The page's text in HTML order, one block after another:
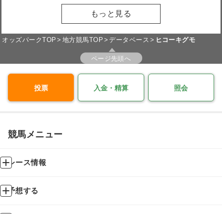
もっと見る
オッズパークTOP 地方競馬TOP データベース ヒコーキグモ
ページ先頭へ
投票 入金・精算 照会
競馬メニュー
レース情報
予想する